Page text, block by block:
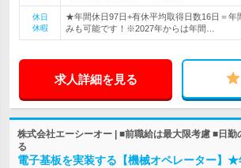
休日
休暇
★年間休日97日+有休平均取得日数16日＝年
みも可能です！※2027年からは年間…
求人詳細を見る
株式会社エーシーオー | ■前職給は最大限考慮 ■日
る
電子基板を実装する【機械オペレーター】